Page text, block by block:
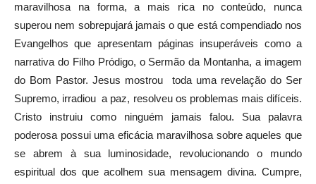
maravilhosa na forma, a mais rica no conteúdo, nunca
superou nem sobrepujará jamais o que está compendiado nos
Evangelhos que apresentam páginas insuperáveis como a
narrativa do Filho Pródigo, o Sermão da Montanha, a imagem
do Bom Pastor. Jesus mostrou toda uma revelação do Ser
Supremo, irradiou a paz, resolveu os problemas mais difíceis.
Cristo instruiu como ninguém jamais falou. Sua palavra
poderosa possui uma eficácia maravilhosa sobre aqueles que
se abrem à sua luminosidade, revolucionando o mundo
espiritual dos que acolhem sua mensagem divina. Cumpre,